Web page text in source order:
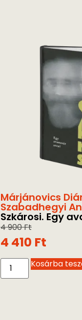
Márjánovics
Szabadhegyi
Szkárosi. Egy
4 900Ft
4 410 Ft
Kosárba